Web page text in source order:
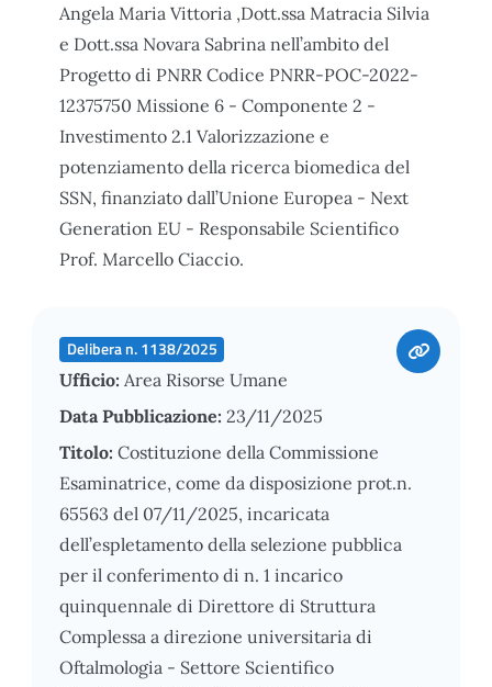
Angela Maria Vittoria ,Dott.ssa Matracia Silvia
e Dott.ssa Novara Sabrina nell’ambito del
Progetto di PNRR Codice PNRR-POC-2022-
12375750 Missione 6 - Componente 2 -
Investimento 2.1 Valorizzazione e
potenziamento della ricerca biomedica del
SSN, finanziato dall’Unione Europea - Next
Generation EU - Responsabile Scientifico
Prof. Marcello Ciaccio.
Delibera n. 1138/2025
Ufficio: Area Risorse Umane
Data Pubblicazione: 23/11/2025
Titolo: Costituzione della Commissione
Esaminatrice, come da disposizione prot.n.
65563 del 07/11/2025, incaricata
dell’espletamento della selezione pubblica
per il conferimento di n. 1 incarico
quinquennale di Direttore di Struttura
Complessa a direzione universitaria di
Oftalmologia - Settore Scientifico